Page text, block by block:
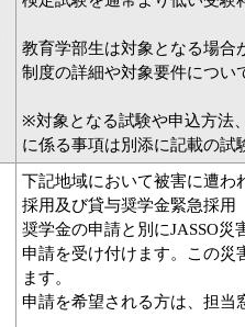
教育学部生は対象となる場合
制度の詳細や対象要件につい
※対象となる試験や申込方法
に係る事項は別添に記載の試
下記地域において被害に遭わ
採用及び貸与奨学金緊急採用
奨学金の申請と別にJASSO
申請を受け付けます。この災
ます。
申請を希望される方は、担当